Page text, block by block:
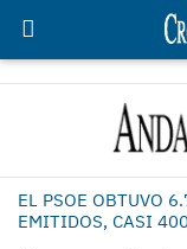
EL PSOE OBTUVO
EMITIDOS, CASI